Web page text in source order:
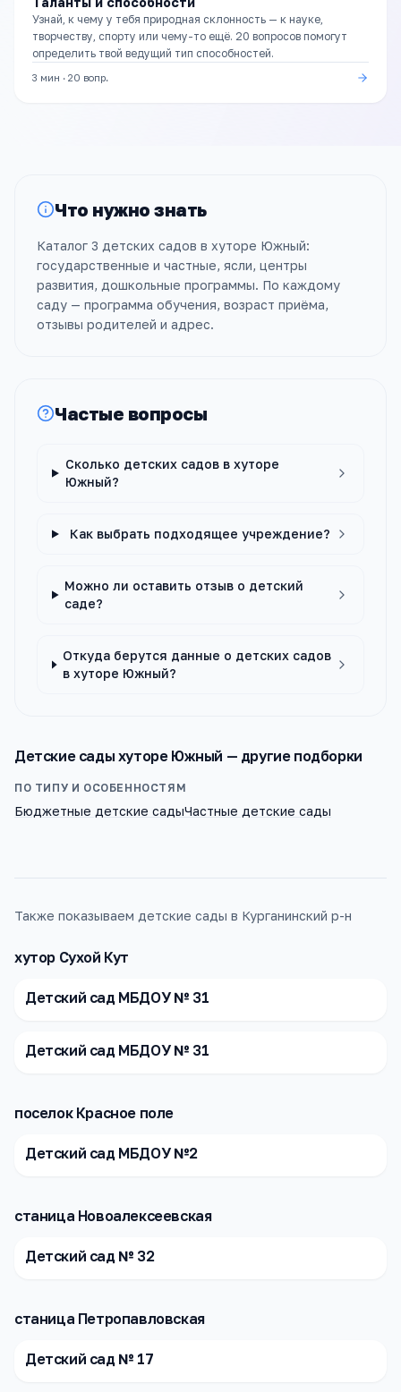
Узнай, к чему у тебя природная склонность — к науке,
творчеству, спорту или чему-то ещё. 20 вопросов помогут
определить твой ведущий тип способностей.
3 мин · 20 вопр.
Что нужно знать
Каталог 3 детских садов в хуторе Южный:
государственные и частные, ясли, центры
развития, дошкольные программы. По каждому
саду — программа обучения, возраст приёма,
отзывы родителей и адрес.
Частые вопросы
Сколько детских садов в хуторе
Южный?
Как выбрать подходящее учреждение?
Можно ли оставить отзыв о детский
саде?
Откуда берутся данные о детских садов
в хуторе Южный?
Детские сады хуторе Южный — другие подборки
ПО ТИПУ И ОСОБЕННОСТЯМ
Бюджетные детские садыЧастные детские сады
Также показываем детские сады в Курганинский р-н
хутор Сухой Кут
Детский сад МБДОУ № 31
Детский сад МБДОУ № 31
поселок Красное поле
Детский сад МБДОУ №2
станица Новоалексеевская
Детский сад № 32
станица Петропавловская
Детский сад № 17